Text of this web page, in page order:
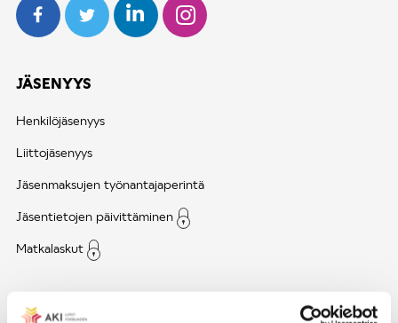
JÄSENYYS
Henkilöjäsenyys
Liittojäsenyys
Jäsenmaksujen työnantajaperintä
Jäsentietojen päivittäminen
Matkalaskut
AJANKOHTAISTA